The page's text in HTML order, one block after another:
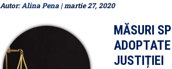
Autor:Alina Pena | martie 27, 2020
MĂSURI
JUSTIȚIEI